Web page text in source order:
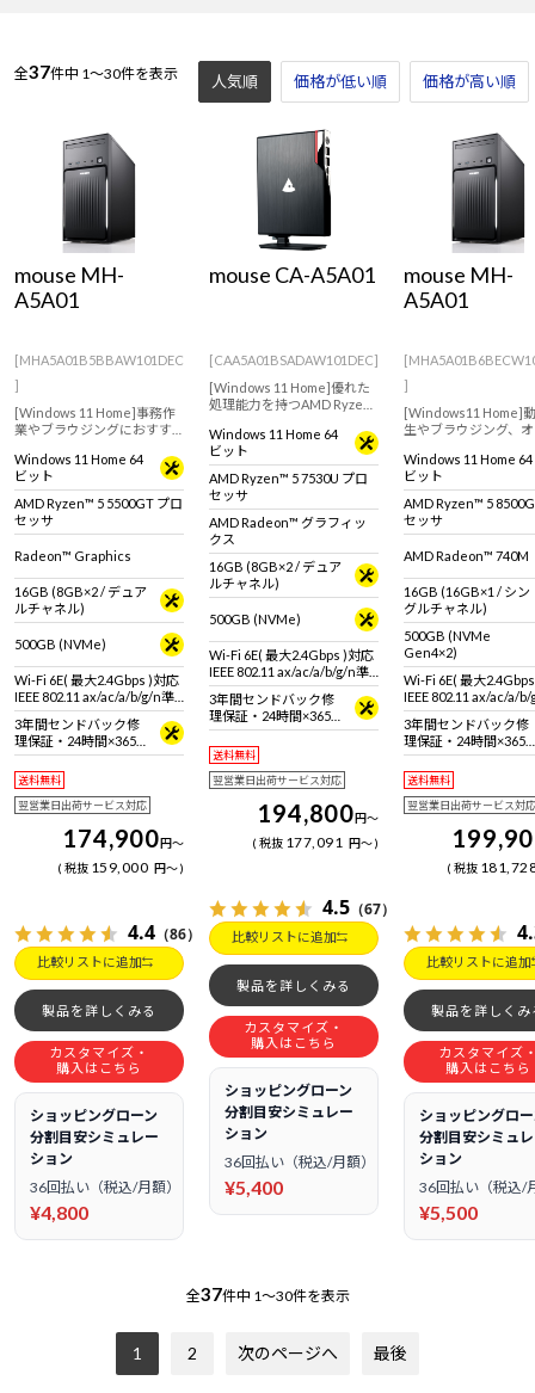
全37件中 1～30件を表示 人気順 価格が低い順 価格が高い順
mouse MH-
A5A01
[MHA5A01B5BBAW101DEC
]
[Windows 11 Home]事務作
業やブラウジングにおすす
ップパソコン。【キーボー
ド・マウス標準付属】
Windows 11 Home 64
ビット
AMD Ryzen™ 5 5500GT プロ
セッサ
Radeon™ Graphics
16GB (8GB×2 / デュア
ルチャネル)
500GB (NVMe)
Wi-Fi 6E( 最大2.4Gbps )対応
IEEE 802.11 ax/ac/a/b/g/n準
拠 ＋ Bluetooth 5内蔵
3年間センドバック修
理保証・24時間×365
日電話サポート
送料無料
翌営業日出荷サービス対応
174,900円～
税抜 159,000 円～
4.4 （86）
比較リストに追加
製品を詳しくみる
カスタマイズ・
購入はこちら
ショッピングローン
分割目安シミュレー
ション
36回払い（税込/月額）
¥4,800
mouse CA-A5A01
[CAA5A01BSADAW101DEC]
[Windows 11 Home]優れた
処理能力を持つAMD Ryzen
所を選ばないコンパクトデ
スクトップパソコン！
※ワイヤレス キーボード・
マウス付属
Windows 11 Home 64
ビット
AMD Ryzen™ 5 7530U プロ
セッサ
AMD Radeon™ グラフィッ
クス
16GB (8GB×2 / デュア
ルチャネル)
500GB (NVMe)
Wi-Fi 6E( 最大2.4Gbps )対応
IEEE 802.11 ax/ac/a/b/g/n準
拠 ＋ Bluetooth 5内蔵
3年間センドバック修
理保証・24時間×365
日電話サポート
送料無料
翌営業日出荷サービス対応
194,800円～
税抜 177,091 円～
4.5 （67）
比較リストに追加
製品を詳しくみる
カスタマイズ・
購入はこちら
ショッピングローン
分割目安シミュレー
ション
36回払い（税込/月額）
¥5,400
mouse MH-
A5A01
]
[Windows11 Home]
生やブラウジング、
スタンダードデスク
パソコン。【キーボ
ウス標準付属】
Windows 11 Home 64
ビット
AMD Ryzen™ 5
セッサ
AMD Radeon™ 740M
16GB (16GB×1 / シン
グルチャネル)
500GB (NVMe
Gen4×2)
Wi-Fi 6E( 最大
IEEE 802.11 ax/ac/a/
拠 ＋ Bluetooth 5内蔵
3年間センドバック修
理保証・24時間×365
日電話サポート
送料無料
翌営業日出荷サービス対応
税抜
比較リストに追加
製品を詳しくみ
カスタマイズ
購入はこちら
ショッピングロ
分割目安シミュ
ション
36回払い（税込/
¥5,500
全37件中 1～30件を表示
1 2 次のページへ 最後